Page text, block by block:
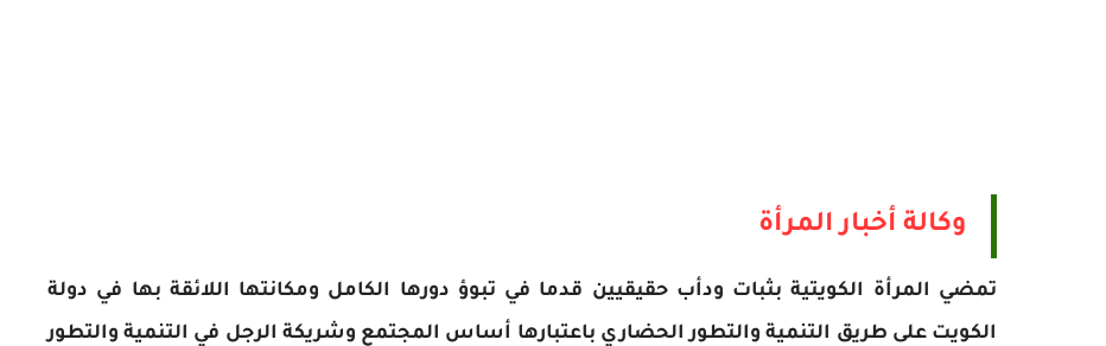
وكالة أخبار المرأة
تمضي المرأة الكويتية بثبات ودأب حقيقيين قدما في تبوؤ دورها الكامل ومكانتها اللائقة بها في دولة
الكويت على طريق التنمية والتطور الحضاري باعتبارها أساس المجتمع وشريكة الرجل في التنمية والتطور